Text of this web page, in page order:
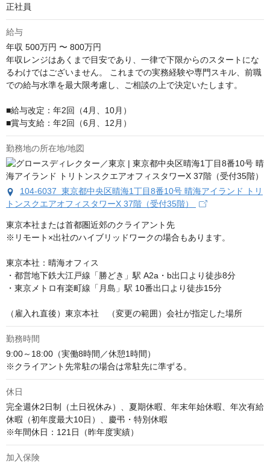
正社員
給与
年収 500万円 〜 800万円
年収レンジはあくまで目安であり、一律で下限からのスタートにな
るわけではございません。 これまでの実務経験や専門スキル、前職
での給与水準を最大限考慮し、ご相談の上で決定いたします。
■給与改定：年2回（4月、10月）
■賞与支給：年2回（6月、12月）
勤務地の所在地/地図
104-6037 東京都中央区晴海1丁目8番10号 晴海アイランド トリ
トンスクエアオフィスタワーX 37階（受付35階）
東京本社または首都圏近郊のクライアント先
※リモート×出社のハイブリッドワークの場合もあります。
東京本社：晴海オフィス
・都営地下鉄大江戸線「勝どき」駅 A2a・b出口より徒歩8分
・東京メトロ有楽町線「月島」駅 10番出口より徒歩15分
（雇入れ直後）東京本社　（変更の範囲）会社が指定した場所
勤務時間
9:00～18:00（実働8時間／休憩1時間）
※クライアント先常駐の場合は常駐先に準ずる。
休日
完全週休2日制（土日祝休み）、夏期休暇、年末年始休暇、年次有給
休暇（初年度最大10日）、慶弔・特別休暇
※年間休日：121日（昨年度実績）
加入保険